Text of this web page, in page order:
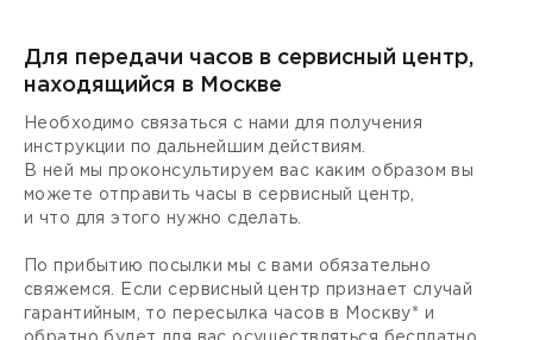
Для передачи часов в сервисный центр,
находящийся в Москве
Необходимо связаться с нами для получения
инструкции по дальнейшим действиям.
В ней мы проконсультируем вас каким образом вы
можете отправить часы в сервисный центр,
и что для этого нужно сделать.
По прибытию посылки мы с вами обязательно
свяжемся. Если сервисный центр признает случай
гарантийным, то пересылка часов в Москву* и